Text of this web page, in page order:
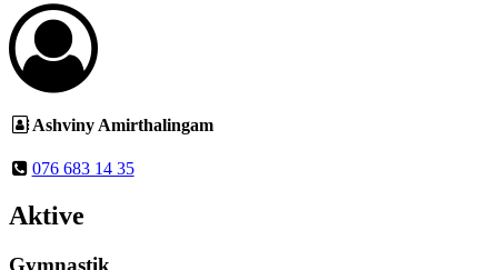
Ashviny Amirthalingam
076 683 14 35
Aktive
Gymnastik